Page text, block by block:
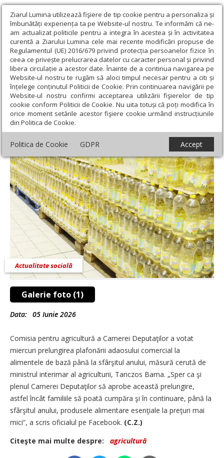
Ziarul Lumina utilizează fişiere de tip cookie pentru a personaliza și
îmbunătăți experiența ta pe Website-ul nostru. Te informăm că ne-
am actualizat politicile pentru a integra în acestea și în activitatea
curentă a Ziarului Lumina cele mai recente modificări propuse de
Regulamentul (UE) 2016/679 privind protecția persoanelor fizice în
ceea ce privește prelucrarea datelor cu caracter personal și privind
libera circulație a acestor date. Înainte de a continua navigarea pe
Website-ul nostru te rugăm să aloci timpul necesar pentru a citi și
înțelege conținutul Politicii de Cookie. Prin continuarea navigării pe
Website-ul nostru confirmi acceptarea utilizării fişierelor de tip
cookie conform Politicii de Cookie. Nu uita totuși că poți modifica în
orice moment setările acestor fişiere cookie urmând instrucțiunile
din Politica de Cookie.
Politica de Cookie GDPR Accept
Ziarul Lumina › Societate › Actualitate socială › Prelungire a
plafonării la alimente de bază
Prelungire a plafonării la alimente de bază
Galerie foto (1)
Actualitate socială
Data: 05 Iunie 2026
Comisia pentru agricultură a Camerei Deputaţilor a votat
miercuri prelungirea plafonării adaosului comercial la
alimentele de bază până la sfârşitul anului, măsură cerută de
ministrul interimar al agriculturii, Tanczos Barna. „Sper ca şi
plenul Camerei Deputaţilor să aprobe această prelungire,
astfel încât familiile să poată cumpăra şi în continuare, până la
sfârşitul anului, produsele alimentare esenţiale la preţuri mai
mici”, a scris oficialul pe Facebook. (C.Z.)
Citeşte mai multe despre:
agricultură